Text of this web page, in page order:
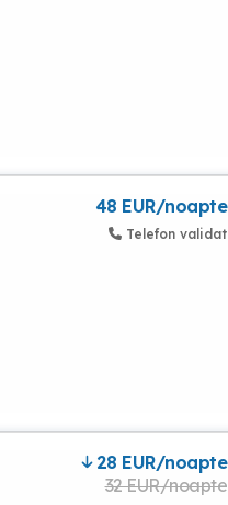
48 EUR/noapte
Telefon validat
28 EUR/noapte
32 EUR/noapte